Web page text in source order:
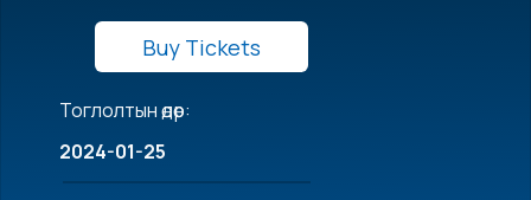
Buy Tickets
Тоглолтын өдөр:
2024-01-25